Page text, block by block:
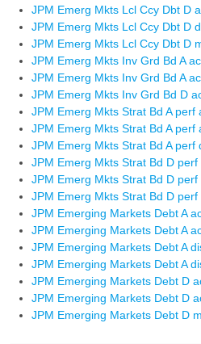
JPM Emerg Mkts Lcl Ccy Dbt D
JPM Emerg Mkts Lcl Ccy Dbt D
JPM Emerg Mkts Lcl Ccy Dbt D
JPM Emerg Mkts Inv Grd Bd A
JPM Emerg Mkts Inv Grd Bd A
JPM Emerg Mkts Inv Grd Bd D
JPM Emerg Mkts Strat Bd A
JPM Emerg Mkts Strat Bd A
JPM Emerg Mkts Strat Bd A perf
JPM Emerg Mkts Strat Bd D
JPM Emerg Mkts Strat Bd D
JPM Emerg Mkts Strat Bd D
JPM Emerging Markets Debt A
JPM Emerging Markets Debt A
JPM Emerging Markets Debt A
JPM Emerging Markets Debt A
JPM Emerging Markets Debt D
JPM Emerging Markets Debt D
JPM Emerging Markets Debt D